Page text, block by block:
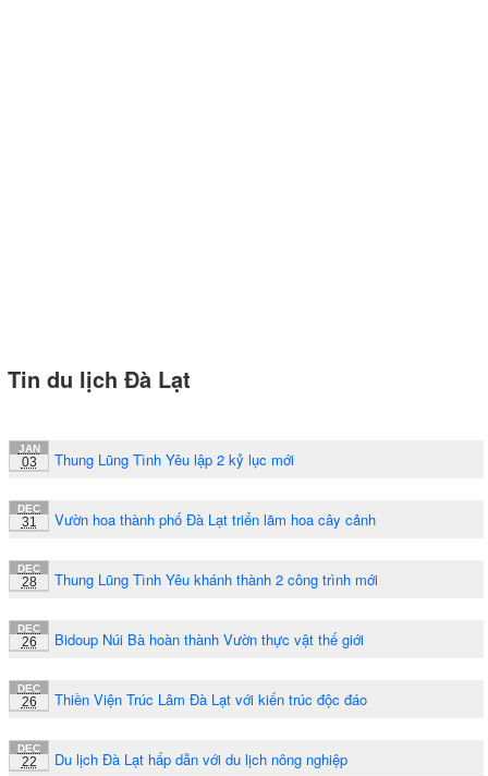
Tin du lịch Đà Lạt
JAN
03 Thung Lũng Tình Yêu lập 2 kỷ lục mới
DEC
31 Vườn hoa thành phố Đà Lạt triển lãm hoa cây cảnh
DEC
28 Thung Lũng Tình Yêu khánh thành 2 công trình mới
DEC
26 Bidoup Núi Bà hoàn thành Vườn thực vật thế giới
DEC
26 Thiền Viện Trúc Lâm Đà Lạt với kiến trúc độc đáo
DEC
22 Du lịch Đà Lạt hấp dẫn với du lịch nông nghiệp